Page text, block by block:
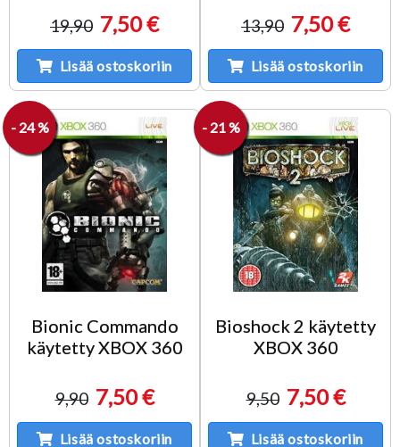
19,90 7,50 €
Lisää ostoskoriin
13,90 7,50 €
Lisää ostoskoriin
Bionic Commando
käytetty XBOX 360
9,90 7,50 €
- 24 %
Lisää ostoskoriin
Bioshock 2 käytetty
XBOX 360
9,50 7,50 €
- 21 %
Lisää ostoskoriin